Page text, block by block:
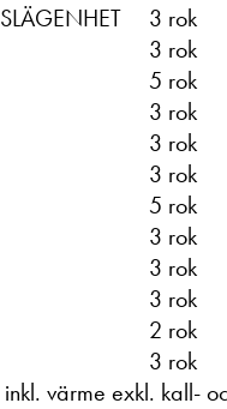
3 rok
3 rok
5 rok
3 rok
3 rok
3 rok
5 rok
3 rok
3 rok
3 rok
2 rok
3 rok
värme exkl. kall-